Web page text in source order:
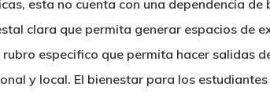
esta no cuenta con una dependencia de
clara que permita generar espacios de
especifico que permita hacer salidas
y local. El bienestar para los